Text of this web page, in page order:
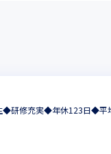
◆研修充実◆年休123日◆平